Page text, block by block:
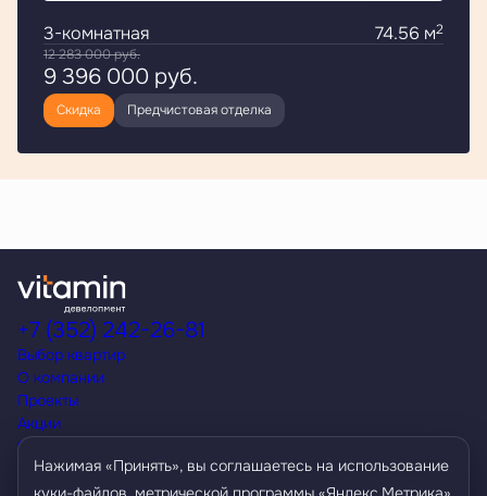
3-комнатная 74.56 м2
12 283 000руб.
9 396 000 руб.
Скидка Предчистовая отделка
Выбор квартир
О компании
Проекты
Акции
Способы покупки
Условия кредитования
Контакты
+7 (352) 242-26-81
Нажимая «Принять», вы соглашаетесь на использование